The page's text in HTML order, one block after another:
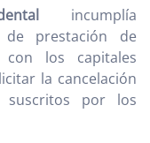
incumplía
de prestación de
con los capitales
la cancelación
por los